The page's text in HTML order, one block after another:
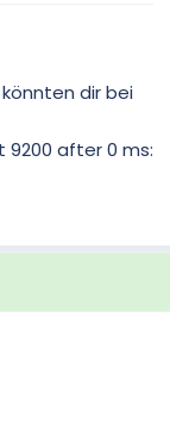
dir bei
9200 after 0 ms: